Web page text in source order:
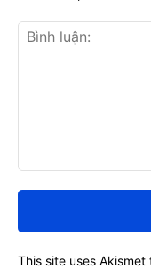
luận:
This site uses